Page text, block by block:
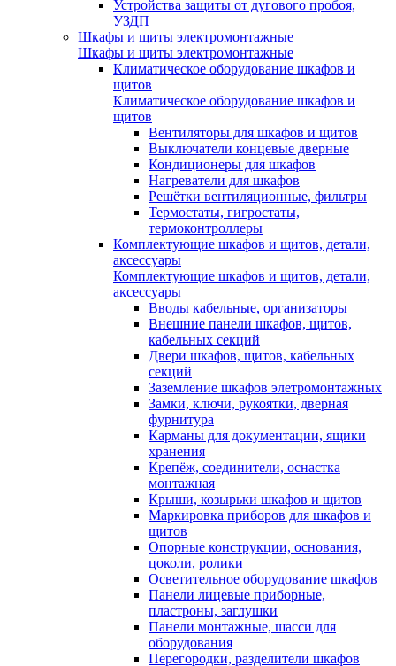
Устройства защиты от дугового пробоя,
УЗДП
Шкафы и щиты электромонтажные
Шкафы и щиты электромонтажные
Климатическое оборудование шкафов и
щитов
Климатическое оборудование шкафов и
щитов
Вентиляторы для шкафов и щитов
Выключатели концевые дверные
Кондиционеры для шкафов
Нагреватели для шкафов
Решётки вентиляционные, фильтры
Термостаты, гигростаты,
термоконтроллеры
Комплектующие шкафов и щитов, детали,
аксессуары
Комплектующие шкафов и щитов, детали,
аксессуары
Вводы кабельные, организаторы
Внешние панели шкафов, щитов,
кабельных секций
Двери шкафов, щитов, кабельных
секций
Заземление шкафов элетромонтажных
Замки, ключи, рукоятки, дверная
фурнитура
Карманы для документации, ящики
хранения
Крепёж, соединители, оснастка
монтажная
Крыши, козырьки шкафов и щитов
Маркировка приборов для шкафов и
щитов
Опорные конструкции, основания,
цоколи, ролики
Осветительное оборудование шкафов
Панели лицевые приборные,
пластроны, заглушки
Панели монтажные, шасси для
оборудования
Перегородки, разделители шкафов